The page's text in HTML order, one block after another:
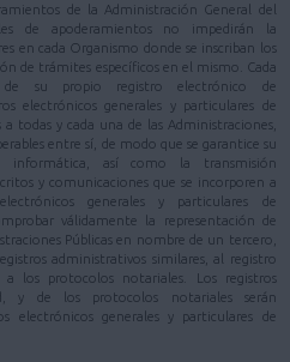
de la Administración General del
de apoderamientos no impedirán la
en cada Organismo donde se inscriban los
de trámites específicos en el mismo. Cada
de su propio registro electrónico de
electrónicos generales y particulares de
todas y cada una de las Administraciones,
entre sí, de modo que se garantice su
informática, así como la transmisión
y comunicaciones que se incorporen a
generales y particulares de
válidamente la representación de
Públicas en nombre de un tercero,
administrativos similares, al registro
los protocolos notariales. Los registros
y de los protocolos notariales serán
electrónicos generales y particulares de